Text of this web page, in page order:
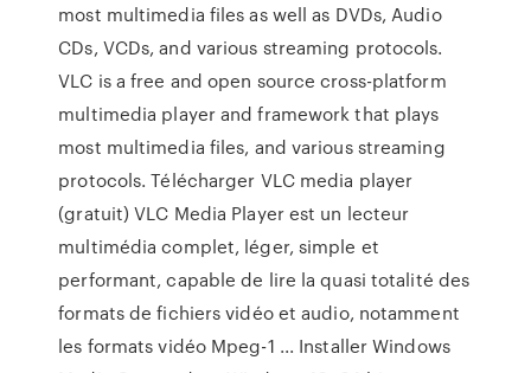
most multimedia files as well as DVDs, Audio
CDs, VCDs, and various streaming protocols.
VLC is a free and open source cross-platform
multimedia player and framework that plays
most multimedia files, and various streaming
protocols. Télécharger VLC media player
(gratuit) VLC Media Player est un lecteur
multimédia complet, léger, simple et
performant, capable de lire la quasi totalité des
formats de fichiers vidéo et audio, notamment
les formats vidéo Mpeg-1 ... Installer Windows